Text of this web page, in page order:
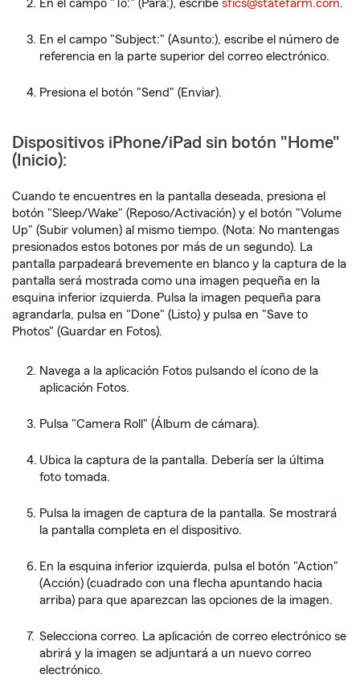
En el campo "To:" (Para:), escribe sfics@statefarm.com.
En el campo "Subject:" (Asunto:), escribe el número de
referencia en la parte superior del correo electrónico.
Presiona el botón "Send" (Enviar).
Dispositivos iPhone/iPad sin botón "Home"
(Inicio):
Cuando te encuentres en la pantalla deseada, presiona el
botón "Sleep/Wake" (Reposo/Activación) y el botón "Volume
Up" (Subir volumen) al mismo tiempo. (Nota: No mantengas
presionados estos botones por más de un segundo). La
pantalla parpadeará brevemente en blanco y la captura de la
pantalla será mostrada como una imagen pequeña en la
esquina inferior izquierda. Pulsa la imagen pequeña para
agrandarla, pulsa en "Done" (Listo) y pulsa en "Save to
Photos" (Guardar en Fotos).
Navega a la aplicación Fotos pulsando el ícono de la
aplicación Fotos.
Pulsa "Camera Roll" (Álbum de cámara).
Ubica la captura de la pantalla. Debería ser la última
foto tomada.
Pulsa la imagen de captura de la pantalla. Se mostrará
la pantalla completa en el dispositivo.
En la esquina inferior izquierda, pulsa el botón "Action"
(Acción) (cuadrado con una flecha apuntando hacia
arriba) para que aparezcan las opciones de la imagen.
Selecciona correo. La aplicación de correo electrónico se
abrirá y la imagen se adjuntará a un nuevo correo
electrónico.